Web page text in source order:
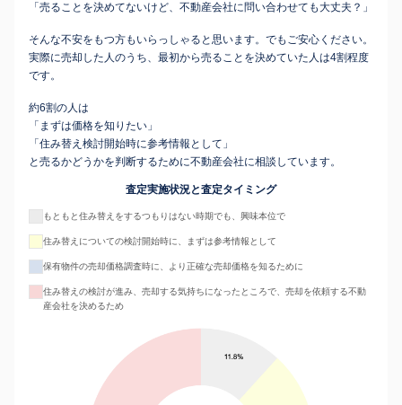
「売ることを決めてないけど、不動産会社に問い合わせても大丈夫？」
そんな不安をもつ方もいらっしゃると思います。でもご安心ください。
実際に売却した人のうち、最初から売ることを決めていた人は4割程度
です。
約6割の人は
「まずは価格を知りたい」
「住み替え検討開始時に参考情報として」
と売るかどうかを判断するために不動産会社に相談しています。
査定実施状況と査定タイミング
もともと住み替えをするつもりはない時期でも、興味本位で
住み替えについての検討開始時に、まずは参考情報として
保有物件の売却価格調査時に、より正確な売却価格を知るために
住み替えの検討が進み、売却する気持ちになったところで、売却を依頼する不動
産会社を決めるため